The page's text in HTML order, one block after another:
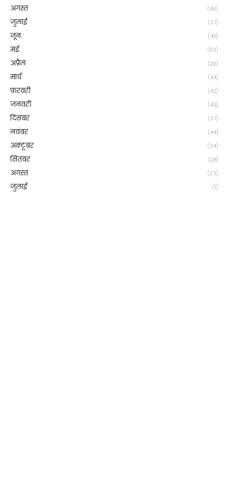
अगस्त (40)
जुलाई (37)
जून (45)
मई (53)
अप्रैल (29)
मार्च (44)
फ़रवरी (42)
जनवरी (45)
दिसंबर (37)
नवंबर (44)
अक्टूबर (34)
सितंबर (28)
अगस्त (23)
जुलाई (1)